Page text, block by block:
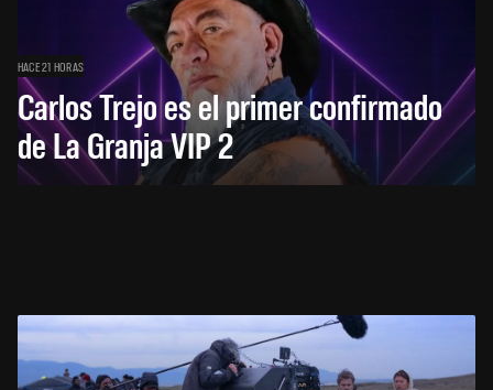
HACE 21 HORAS
Carlos Trejo es el primer confirmado
de La Granja VIP 2